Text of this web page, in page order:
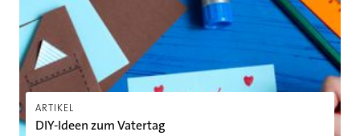
ARTIKEL
DIY-Ideen zum Vatertag